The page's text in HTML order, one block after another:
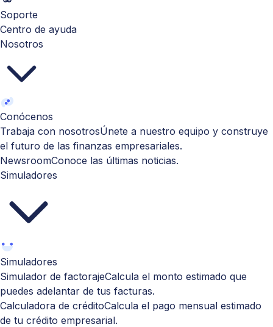
Soporte
Centro de ayuda
Nosotros
Conócenos
Trabaja con nosotrosÚnete a nuestro equipo y construye
el futuro de las finanzas empresariales.
NewsroomConoce las últimas noticias.
Simuladores
Simuladores
Simulador de factorajeCalcula el monto estimado que
puedes adelantar de tus facturas.
Calculadora de créditoCalcula el pago mensual estimado
de tu crédito empresarial.